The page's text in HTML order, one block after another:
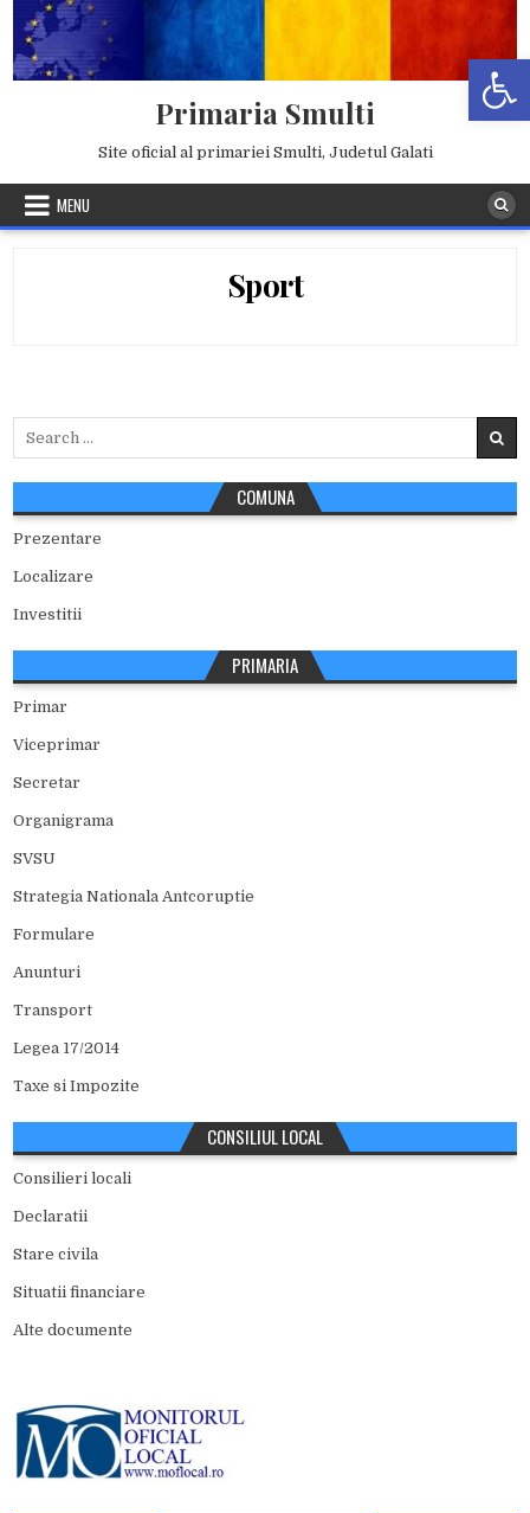
content
Primaria Smulti
Site oficial al primariei Smulti, Judetul Galati
MENU
Sport
COMUNA
Prezentare
Localizare
Investitii
PRIMARIA
Primar
Viceprimar
Secretar
Organigrama
SVSU
Strategia Nationala Antcoruptie
Formulare
Anunturi
Transport
Legea 17/2014
Taxe si Impozite
CONSILIUL LOCAL
Consilieri locali
Declaratii
Stare civila
Situatii financiare
Alte documente